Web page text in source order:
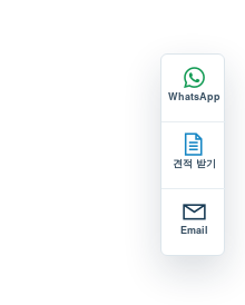
WhatsApp
견적 받기
Email